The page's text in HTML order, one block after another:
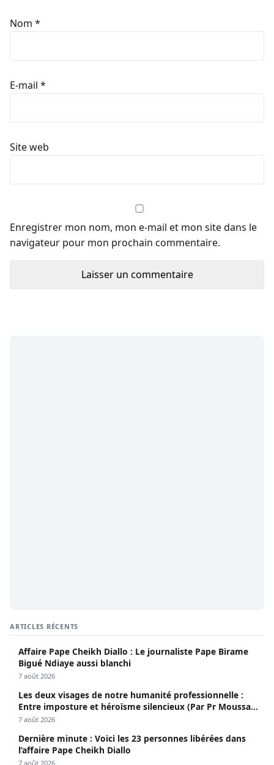
Nom *
E-mail *
Site web
Enregistrer mon nom, mon e-mail et mon site dans le
navigateur pour mon prochain commentaire.
ARTICLES RÉCENTS
Affaire Pape Cheikh Diallo : Le journaliste Pape Birame
Bigué Ndiaye aussi blanchi
7 août 2026
Les deux visages de notre humanité professionnelle :
Entre imposture et héroïsme silencieux (Par Pr Moussa
Seydi)
7 août 2026
Dernière minute : Voici les 23 personnes libérées dans
l’affaire Pape Cheikh Diallo
7 août 2026